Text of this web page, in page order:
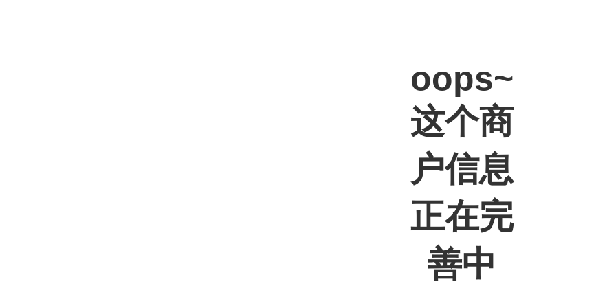
oops~
这个商
户信息
正在完
善中